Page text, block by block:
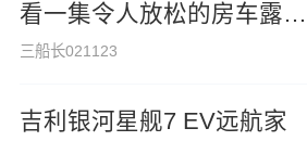
看一集令人放松的房车露营
视频，尤其是在暴雨中呢！
三船长021123
吉利银河星舰7 EV远航家